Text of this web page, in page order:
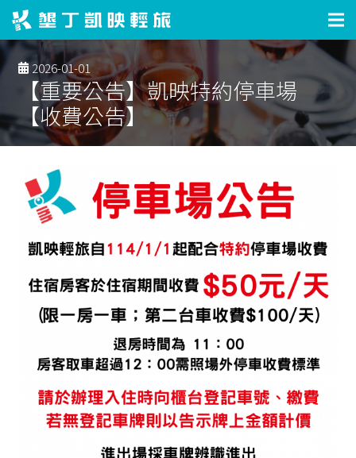
2026-01-01
【重要公告】凱映特約停車場
【收費公告】